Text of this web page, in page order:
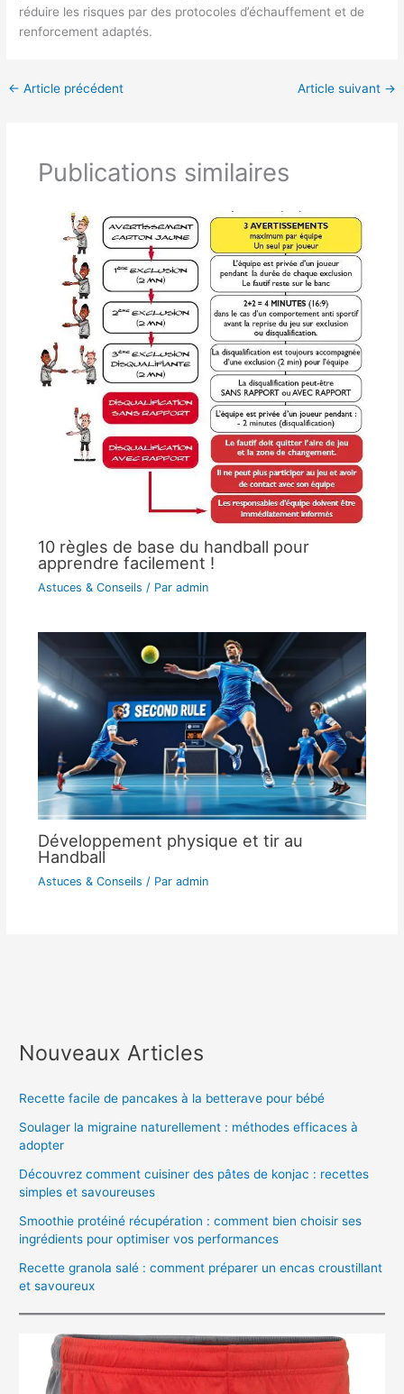
réduire les risques par des protocoles d’échauffement et de
renforcement adaptés.
← Article précédent Article suivant →
Publications similaires
10 règles de base du handball pour
apprendre facilement !
Astuces & Conseils / Par admin
Développement physique et tir au
Handball
Astuces & Conseils / Par admin
Nouveaux Articles
Recette facile de pancakes à la betterave pour bébé
Soulager la migraine naturellement : méthodes efficaces à
adopter
Découvrez comment cuisiner des pâtes de konjac : recettes
simples et savoureuses
Smoothie protéiné récupération : comment bien choisir ses
ingrédients pour optimiser vos performances
Recette granola salé : comment préparer un encas croustillant
et savoureux